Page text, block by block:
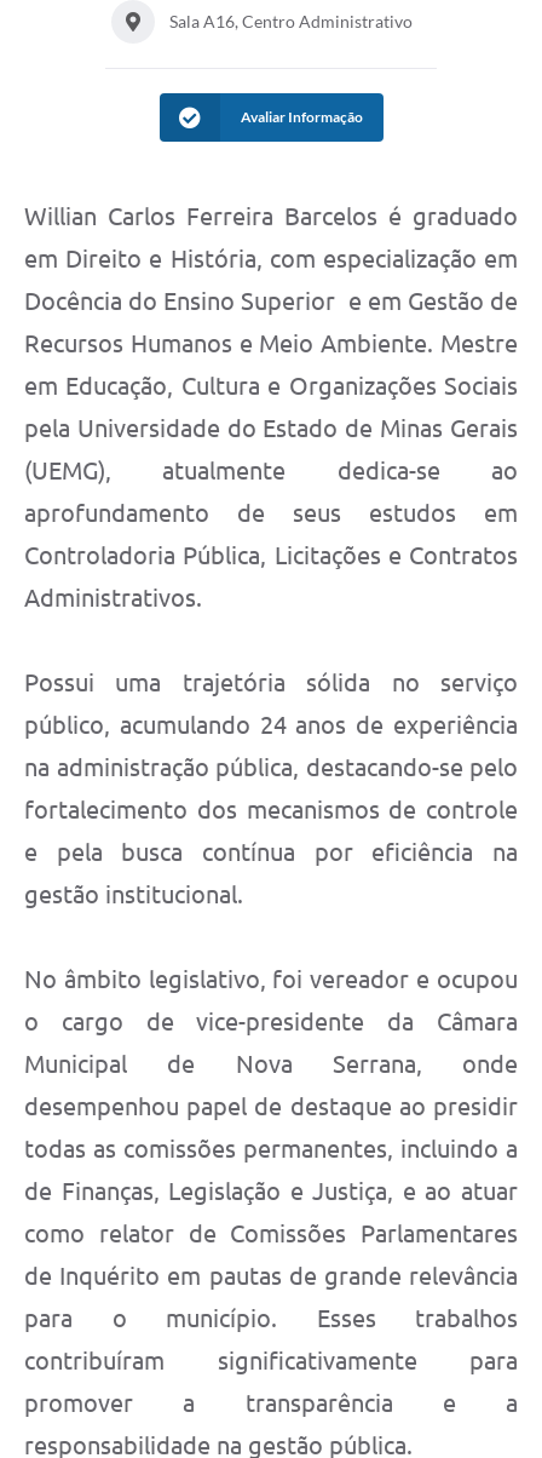
Sala A16, Centro Administrativo
Avaliar Informação
Willian Carlos Ferreira Barcelos é graduado
em Direito e História, com especialização em
Docência do Ensino Superior e em Gestão de
Recursos Humanos e Meio Ambiente. Mestre
em Educação, Cultura e Organizações Sociais
pela Universidade do Estado de Minas Gerais
(UEMG), atualmente dedica-se ao
aprofundamento de seus estudos em
Controladoria Pública, Licitações e Contratos
Administrativos.
Possui uma trajetória sólida no serviço
público, acumulando 24 anos de experiência
na administração pública, destacando-se pelo
fortalecimento dos mecanismos de controle
e pela busca contínua por eficiência na
gestão institucional.
No âmbito legislativo, foi vereador e ocupou
o cargo de vice-presidente da Câmara
Municipal de Nova Serrana, onde
desempenhou papel de destaque ao presidir
todas as comissões permanentes, incluindo a
de Finanças, Legislação e Justiça, e ao atuar
como relator de Comissões Parlamentares
de Inquérito em pautas de grande relevância
para o município. Esses trabalhos
contribuíram significativamente para
promover a transparência e a
responsabilidade na gestão pública.